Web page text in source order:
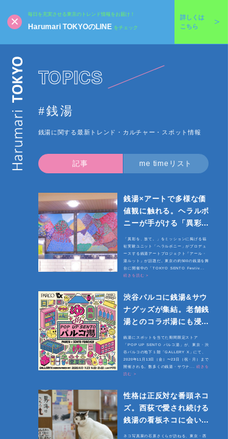
毎日を充実させる東京のトレンド情報をお届け！
Harumari TOKYOのLINE をチェック
詳しくは
こちら
TOPICS
#銭湯
銭湯に関する最新トレンド・カルチャー・スポット情報
記事 me timeリスト
銭湯×アートで多様な価
値観に触れる。ヘラルボ
ニーが手がける「異彩」
空間
「異彩を、放て。」をミッションに掲げる福
祉実験ユニット「ヘラルボニー」がプロデュ
ースする銭湯アートプロジェクト『アール・
湯ルット』が話題だ。東京の約500の銭湯を舞
台に開催中の「TOKYO SENTO Festiv...
続きを読む >
渋谷パルコに銭湯&サウ
ナグッズが集結。老舗銭
湯とのコラボ湯にも浸れ
る
銭湯にスポットを当てた期間限定ストア
「POP UP SENTO パルコ湯」が、東京・渋
谷パルコの地下１階「GALLERY X」にて、
2020年11月13日（金）〜23日（祝・月）まで
開催される。数多くの銭湯・サウナ...続きを
読む >
性格は正反対な番頭ネコ
ズ。西荻で愛され続ける
銭湯の看板ネコに会いに
行く
ネコ写真家の石原さくらが訪ねる、東京・西